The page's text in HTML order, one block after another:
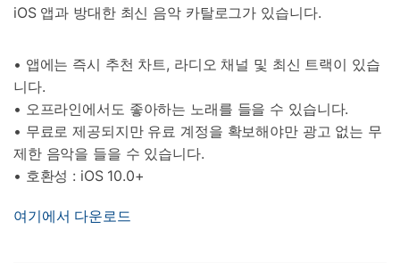
iOS 앱과 방대한 최신 음악 카탈로그가 있습니다.
• 앱에는 즉시 추천 차트, 라디오 채널 및 최신 트랙이 있습
니다.
• 오프라인에서도 좋아하는 노래를 들을 수 있습니다.
• 무료로 제공되지만 유료 계정을 확보해야만 광고 없는 무
제한 음악을 들을 수 있습니다.
• 호환성 : iOS 10.0+
여기에서 다운로드